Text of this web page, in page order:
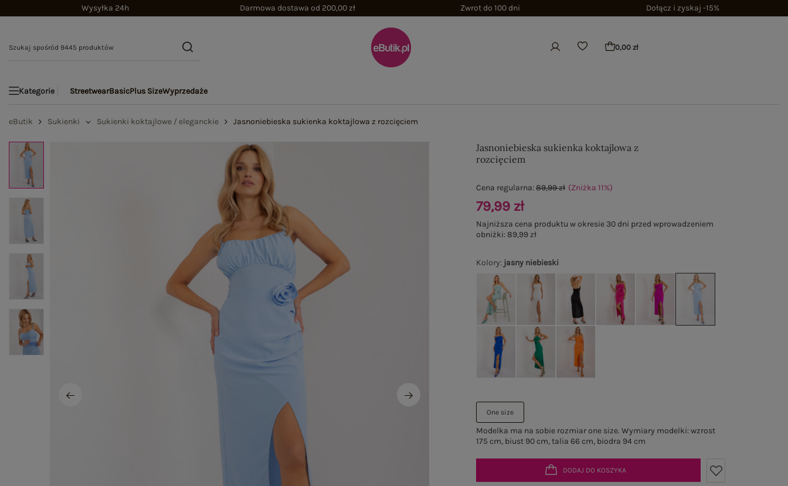
Wysyłka 24h Darmowa dostawa od 200,00 zł Zwrot do 100 dni Dołącz i zyskaj -15%
0,00 zł
Kategorie StreetwearBasicPlus SizeWyprzedaże
eButik Sukienki Sukienki koktajlowe / eleganckie Jasnoniebieska sukienka koktajlowa z rozcięciem
Jasnoniebieska sukienka koktajlowa z
rozcięciem
Kolory: jasny niebieski
One size
Modelka ma na sobie rozmiar one size. Wymiary modelki: wzrost
175 cm, biust 90 cm, talia 66 cm, biodra 94 cm
Cena regularna:89,99 zł (Zniżka11%)
79,99 zł
Najniższa cena produktu w okresie 30 dni przed wprowadzeniem
obniżki: 89,99 zł
DODAJ DO KOSZYKA